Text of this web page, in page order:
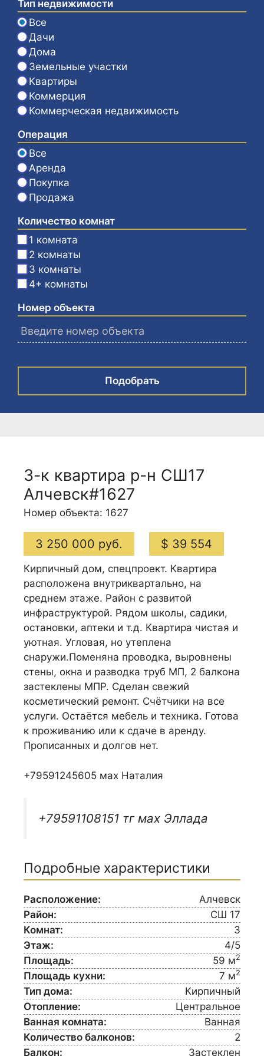
3-к квартира р-н СШ17
Алчевск#1627
Номер объекта: 1627
3 250 000 руб. $ 39 554
Кирпичный дом, спецпроект. Квартира
расположена внутриквартально, на
среднем этаже. Район с развитой
инфраструктурой. Рядом школы, садики,
остановки, аптеки и т.д. Квартира чистая и
уютная. Угловая, но утеплена
снаружи.Поменяна проводка, выровнены
стены, окна и разводка труб МП, 2 балкона
застеклены МПР. Сделан свежий
косметический ремонт. Счётчики на все
услуги. Остаётся мебель и техника. Готова
к проживанию или к сдаче в аренду.
Прописанных и долгов нет.
+79591245605 мах Наталия
+79591108151 тг мах Эллада
Подробные характеристики
Расположение:
Алчевск
Район:
СШ 17
Комнат:
3
Этаж:
4/5
Площадь:
59 м2
Площадь кухни: 7 м2
Тип дома:
Кирпичный
Отопление:
Центральное
Ванная комната:
Ванная
Количество балконов:
2
Балкон:
Застеклен
Тип недвижимости
Все
Дачи
Дома
Земельные участки
Квартиры
Коммерция
Коммерческая недвижимость
Операция
Все
Аренда
Покупка
Продажа
Количество комнат
1 комната
2 комнаты
3 комнаты
4+ комнаты
Номер объекта
Подобрать